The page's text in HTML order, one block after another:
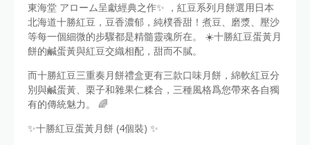
東海堂 アローム呈獻經典之作✨ ，紅豆系列月餅選用日本
北海道十勝紅豆，豆香濃郁，純樸香甜！煮豆、磨漿、壓沙
等每一個細微的步驟都是精髓靈魂所在。 ☀️十勝紅豆蛋黃月
餅的鹹蛋黃與紅豆交織相配，甜而不膩。
而十勝紅豆三重奏月餅禮盒更有三款口味月餅，綿軟紅豆分
別與鹹蛋黃、栗子和雜果仁糅合，三種風格爲您帶來各自獨
有的傳統魅力。 🌈
✨十勝紅豆蛋黃月餅 (4個裝) ✨